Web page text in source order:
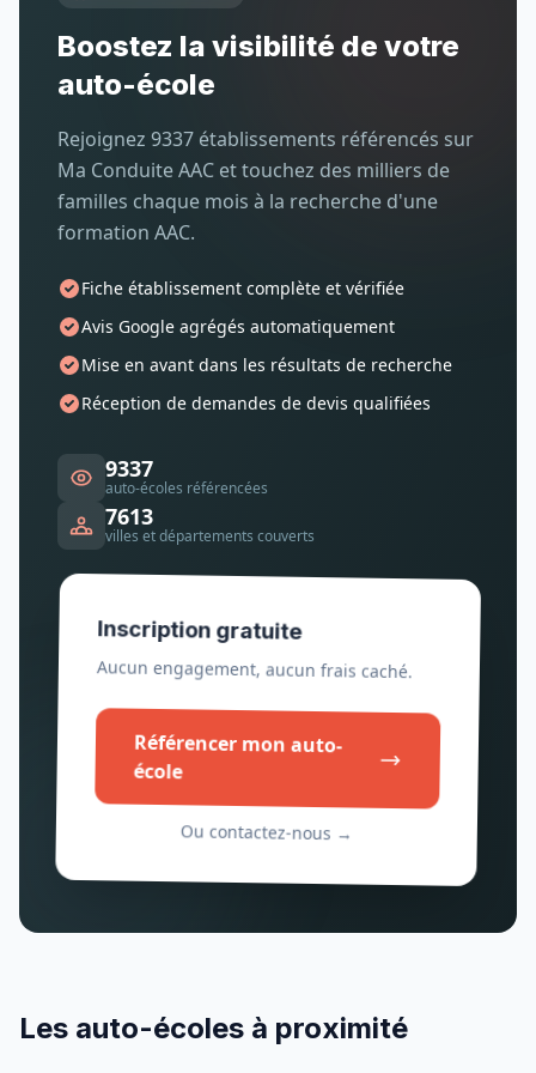
Boostez la visibilité de votre
auto-école
Rejoignez 9337 établissements référencés sur
Ma Conduite AAC et touchez des milliers de
familles chaque mois à la recherche d'une
formation AAC.
Fiche établissement complète et vérifiée
Avis Google agrégés automatiquement
Mise en avant dans les résultats de recherche
Réception de demandes de devis qualifiées
9337
auto-écoles référencées
7613
villes et départements couverts
Inscription gratuite
Aucun engagement, aucun frais caché.
Référencer mon auto-
école
Ou contactez-nous →
Les auto-écoles à proximité